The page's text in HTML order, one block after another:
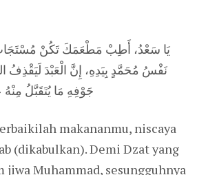
يَا سَعْدُ، أَطِبْ مَطْعَمَكَ تَكُنْ مُسْتَجَابَ
نَفْسُ مُحَمَّدٍ بِيَدِهِ، إِنَّ الْعَبْدَ لَيَقْذِفُ
جَوْفِهِ مَا يُتَقَبَّلُ
makananmu, niscaya
(dikabulkan). Demi Dzat yang
jiwa Muhammad, sesungguhnya